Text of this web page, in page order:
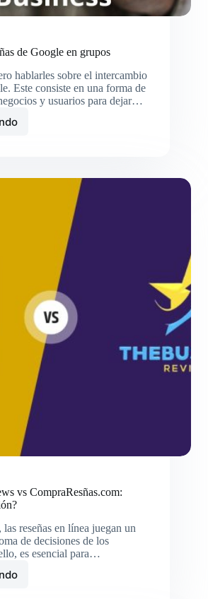
de Google en grupos
hablarles sobre el intercambio
Este consiste en una forma de
y usuarios para dejar…
vs CompraResñas.com:
reseñas en línea juegan un
de decisiones de los
es esencial para…